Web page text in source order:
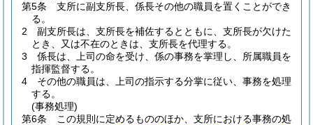
第5条
支所に副支所長、係長その他の職員を置くことができ
る。
2
副支所長は、支所長を補佐するとともに、支所長が欠けた
とき、又は不在のときは、支所長を代理する。
3
係長は、上司の命を受け、係の事務を掌理し、所属職員を
指揮監督する。
4
その他の職員は、上司の指示する分掌に従い、事務を処理
する。
(事務処理)
第6条
この規則に定めるもののほか、支所における事務の処